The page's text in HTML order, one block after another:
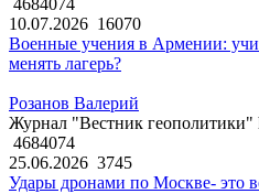
4684074
10.07.2026 16070
Военные учения в Армении:
менять лагерь?
Розанов Валерий
Журнал "Вестник геополитики"
4684074
25.06.2026 3745
Удары дронами по Москве- это